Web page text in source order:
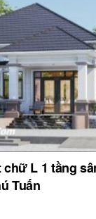
chữ L 1 tầng
Tuấn